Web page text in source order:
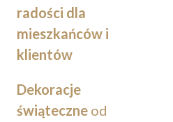
radości dla
mieszkańców i
klientów
Dekoracje
świąteczne od